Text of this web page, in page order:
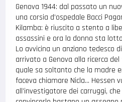
Genova 1944: dal passato un
una corsia d’ospedale Bacci
Kilamba: è riuscito a stento a
assassini e ora la donna sta
Lo avvicina un anziano tedesco
arrivato a Genova alla ricerca
quale sa soltanto che la madre
faceva chiamare Nicla… Hessen
all’investigatore dei carruggi,